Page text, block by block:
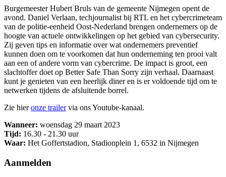
Burgemeester Hubert Bruls van de gemeente Nijmegen opent de
avond. Daniel Verlaan, techjournalist bij RTL en het cybercrimeteam
van de politie-eenheid Oost-Nederland brengen ondernemers op de
hoogte van actuele ontwikkelingen op het gebied van cybersecurity.
Zij geven tips en informatie over wat ondernemers preventief
kunnen doen om te voorkomen dat hun onderneming ten prooi valt
aan een of andere vorm van cybercrime. De impact is groot, een
slachtoffer doet op Better Safe Than Sorry zijn verhaal. Daarnaast
kunt je genieten van een heerlijk diner en is er voldoende tijd om te
netwerken tijdens de afsluitende borrel.
Zie hieronze trailervia ons Youtube-kanaal.
Wanneer: woensdag 29 maart 2023
Tijd: 16.30 - 21.30 uur
Waar: Het Goffertstadion, Stadionplein 1, 6532 in Nijmegen
Aanmelden